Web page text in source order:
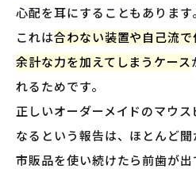
心配を耳にすることもあります。
これは合わない装置や自己流
余計な力を加えてしまうケース
れるためです。
正しいオーダーメイドのマウ
なるという報告は、ほとんど聞
市販品を使い続けたら前歯が